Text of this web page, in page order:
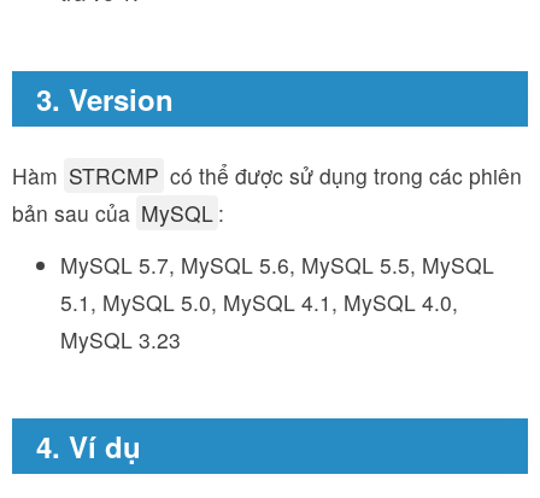
3. Version
Hàm STRCMP có thể được sử dụng trong các phiên
bản sau của MySQL :
MySQL 5.7, MySQL 5.6, MySQL 5.5, MySQL
5.1, MySQL 5.0, MySQL 4.1, MySQL 4.0,
MySQL 3.23
4. Ví dụ